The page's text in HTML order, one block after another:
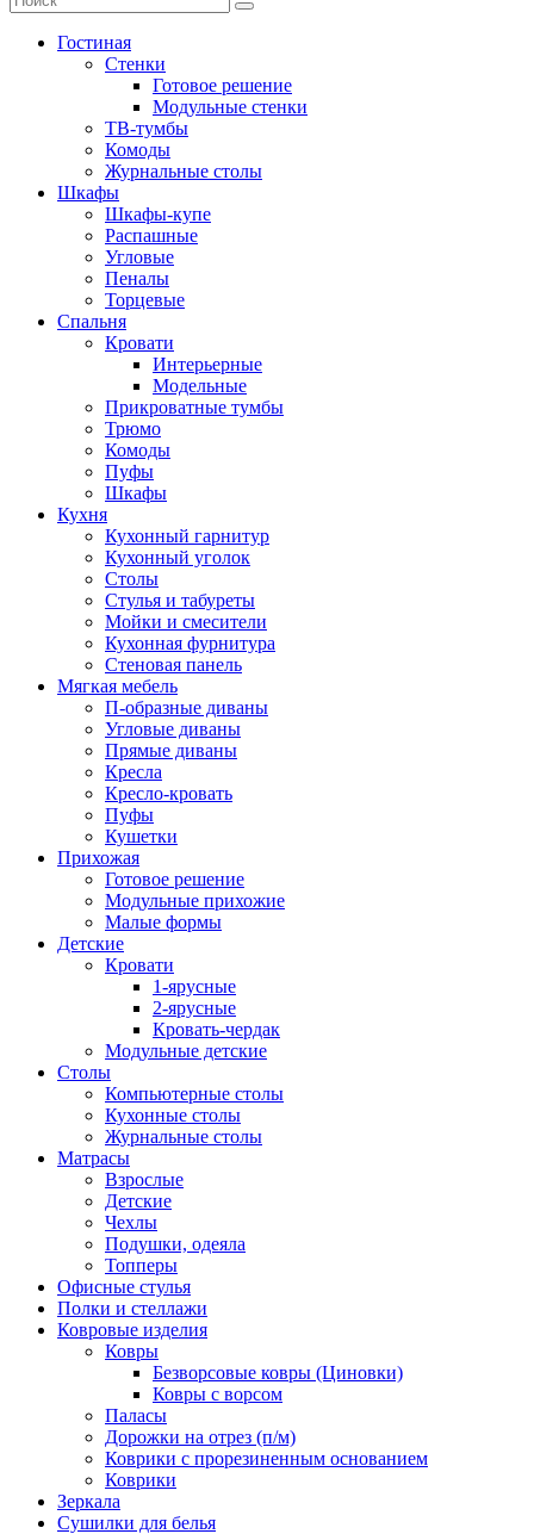
Гостиная
Стенки
Готовое решение
Модульные стенки
ТВ-тумбы
Комоды
Журнальные столы
Шкафы
Шкафы-купе
Распашные
Угловые
Пеналы
Торцевые
Спальня
Кровати
Интерьерные
Модельные
Прикроватные тумбы
Трюмо
Комоды
Пуфы
Шкафы
Кухня
Кухонный гарнитур
Кухонный уголок
Столы
Стулья и табуреты
Мойки и смесители
Кухонная фурнитура
Стеновая панель
Мягкая мебель
П-образные диваны
Угловые диваны
Прямые диваны
Кресла
Кресло-кровать
Пуфы
Кушетки
Прихожая
Готовое решение
Модульные прихожие
Малые формы
Детские
Кровати
1-ярусные
2-ярусные
Кровать-чердак
Модульные детские
Столы
Компьютерные столы
Кухонные столы
Журнальные столы
Матрасы
Взрослые
Детские
Чехлы
Подушки, одеяла
Топперы
Офисные стулья
Полки и стеллажи
Ковровые изделия
Ковры
Безворсовые ковры (Циновки)
Ковры с ворсом
Паласы
Дорожки на отрез (п/м)
Коврики с прорезиненным основанием
Коврики
Зеркала
Сушилки для белья